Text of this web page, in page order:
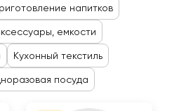
напитков
емкости
Кухонный текстиль
посуда